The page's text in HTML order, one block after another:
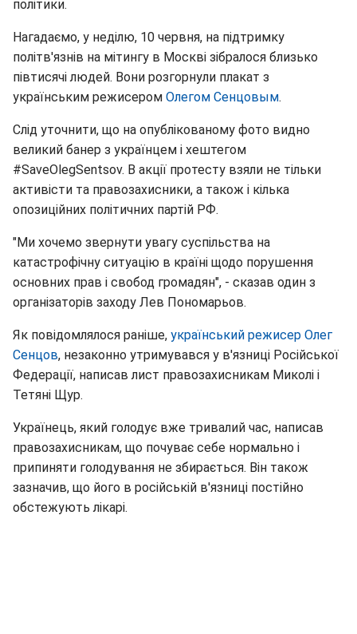
політики.
Нагадаємо, у неділю, 10 червня, на підтримку
політв'язнів на мітингу в Москві зібралося близько
півтисячі людей. Вони розгорнули плакат з
українським режисером Олегом Сенцовым.
Слід уточнити, що на опублікованому фото видно
великий банер з українцем і хештегом
#SaveOlegSentsov. В акції протесту взяли не тільки
активісти та правозахисники, а також і кілька
опозиційних політичних партій РФ.
"Ми хочемо звернути увагу суспільства на
катастрофічну ситуацію в країні щодо порушення
основних прав і свобод громадян", - сказав один з
організаторів заходу Лев Пономарьов.
Як повідомлялося раніше, український режисер Олег
Сенцов, незаконно утримувався у в'язниці Російської
Федерації, написав лист правозахисникам Миколі і
Тетяні Щур.
Українець, який голодує вже тривалий час, написав
правозахисникам, що почуває себе нормально і
припиняти голодування не збирається. Він також
зазначив, що його в російській в'язниці постійно
обстежують лікарі.